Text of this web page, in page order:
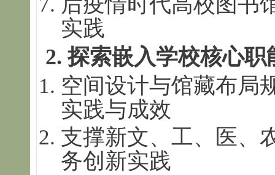
实践
2. 探索嵌入学校核心
空间设计与馆藏布局
实践与成效
支撑新文、工、医、
务创新实践